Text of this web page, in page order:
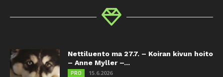
Nettiluento ma 27.7. – Koiran kivun hoito
– Anne Myller –...
PRO 15.6.2026